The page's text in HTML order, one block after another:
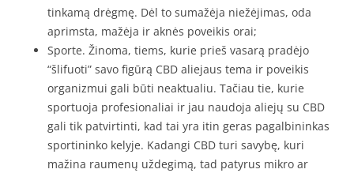
tinkamą drėgmę. Dėl to sumažėja niežėjimas, oda
aprimsta, mažėja ir aknės poveikis orai;
Sporte. Žinoma, tiems, kurie prieš vasarą pradėjo
“šlifuoti” savo figūrą CBD aliejaus tema ir poveikis
organizmui gali būti neaktualiu. Tačiau tie, kurie
sportuoja profesionaliai ir jau naudoja aliejų su CBD
gali tik patvirtinti, kad tai yra itin geras pagalbininkas
sportininko kelyje. Kadangi CBD turi savybę, kuri
mažina raumenų uždegimą, tad patyrus mikro ar